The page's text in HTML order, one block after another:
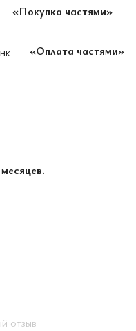
«Покупка частями»
«Оплата частями»
отзыв